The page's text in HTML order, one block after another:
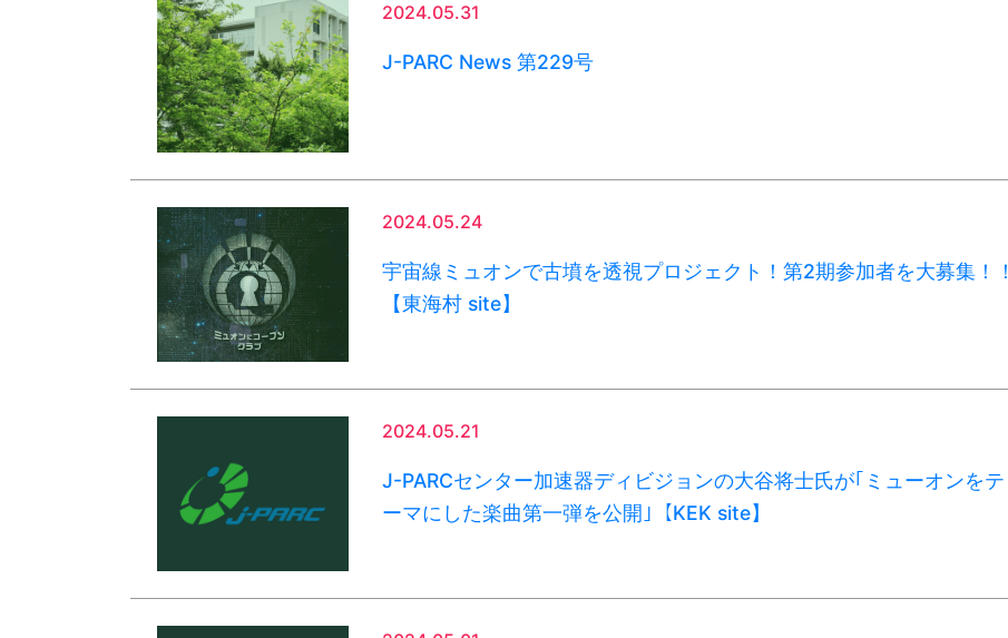
2024.05.31
J-PARC News 第229号
2024.05.24
宇宙線ミュオンで古墳を透視プロジェクト！第2期参加者を大募集！！
【東海村 site】
2024.05.21
J-PARCセンター加速器ディビジョンの大谷将士氏が｢ミューオンをテ
ーマにした楽曲第一弾を公開｣【KEK site】